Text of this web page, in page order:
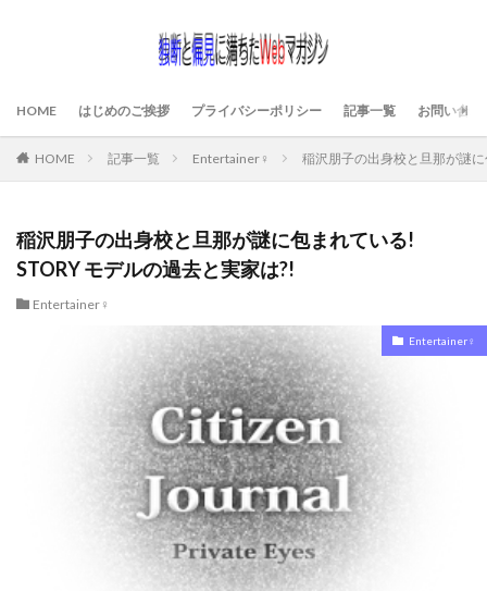
HOME はじめのご挨拶 プライバシーポリシー 記事一覧 お問い合わ
HOME 記事一覧 Entertainer♀ 稲沢朋子の出身校と旦那が謎
稲沢朋子の出身校と旦那が謎に包まれている!
STORY モデルの過去と実家は?!
Entertainer♀
Entertainer♀